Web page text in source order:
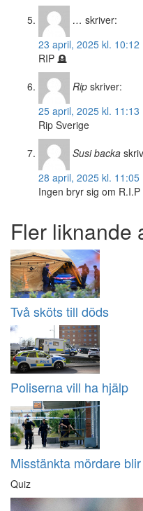
… skriver:
23 april, 2025 kl. 10:12
RIP 🪦
Rip skriver:
25 april, 2025 kl. 11:13
Rip Sverige
Susi backa
28 april, 2025 kl. 11:05
Ingen bryr sig om
Fler liknande
Två sköts till döds
Poliserna vill ha hjälp
Misstänkta mördare
Quiz